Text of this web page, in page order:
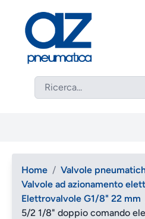
Home / Valvole
Valvole ad azionamento
Elettrovalvole G1/8" 22 mm
5/2 1/8" doppio comando